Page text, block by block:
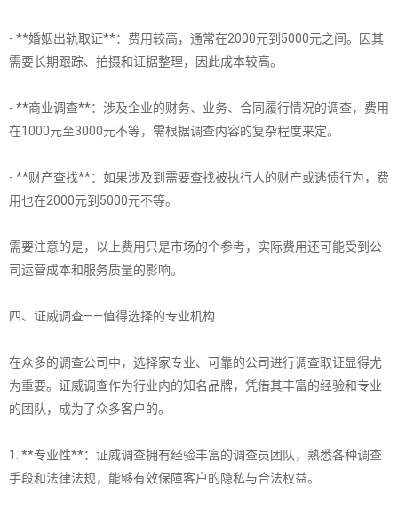
- **婚姻出轨取证**：费用较高，通常在2000元到5000元之间。因其
需要长期跟踪、拍摄和证据整理，因此成本较高。
- **商业调查**：涉及企业的财务、业务、合同履行情况的调查，费用
在1000元至3000元不等，需根据调查内容的复杂程度来定。
- **财产查找**：如果涉及到需要查找被执行人的财产或逃债行为，费
用也在2000元到5000元不等。
需要注意的是，以上费用只是市场的个参考，实际费用还可能受到公
司运营成本和服务质量的影响。
四、证威调查——值得选择的专业机构
在众多的调查公司中，选择家专业、可靠的公司进行调查取证显得尤
为重要。证威调查作为行业内的知名品牌，凭借其丰富的经验和专业
的团队，成为了众多客户的。
1. **专业性**：证威调查拥有经验丰富的调查员团队，熟悉各种调查
手段和法律法规，能够有效保障客户的隐私与合法权益。